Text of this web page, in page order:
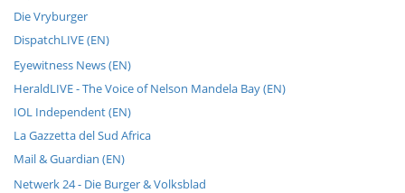
Die Vryburger
DispatchLIVE (EN)
Eyewitness News (EN)
HeraldLIVE - The Voice of Nelson Mandela Bay (EN)
IOL Independent (EN)
La Gazzetta del Sud Africa
Mail & Guardian (EN)
Netwerk 24 - Die Burger & Volksblad